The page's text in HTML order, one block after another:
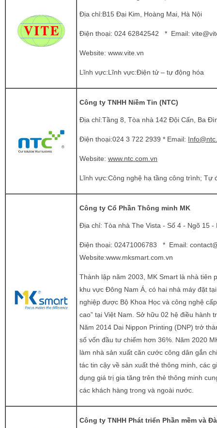
Địa chỉ:B15 Đại Kim, Hoàng Mai, Hà Nội
Điện thoại: 024 62842542 * Email:
Website: www.vite.vn
Lĩnh vực:Lĩnh vực:Điện tử – tự động hóa
Công ty TNHH Niềm Tin (NTC)
Địa chỉ:Tầng 8, Tòa nhà 142 Đội Cấn, Ba
Điện thoại:024 3 722 2939 * Email:
Website: www.ntc.com.vn
Lĩnh vực:Công nghệ hạ tầng công trình; Tự
Công ty Cổ Phần Thông minh MK
Địa chỉ: Tòa nhà The Vista - Số 4 - Ngõ 15
Điện thoại: 02471006783 * Email:
Website:www.mksmart.com.vn
Thành lập năm 2003, MK Smart là nhà tiên
khu vực Đông Nam Á, có hai nhà máy đặt
nghiệp được Bộ Khoa Học và công nghệ
cao” tại Việt Nam. Sở hữu 02 hệ điều hành
Năm 2014 Dai Nippon Printing (DNP) trở
số vốn đầu tư chiếm hơn 36%. Năm 2020
làm nhà sản xuất căn cước công dân gắn
tác tin cậy về sản xuất thẻ thông minh, các
dụng giá trị gia tăng trên thẻ thông minh
các khách hàng trong và ngoài nước.
Công ty TNHH Phát triển Phần mềm và